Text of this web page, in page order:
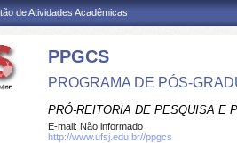
de Atividades Acadêmicas
PPGCS
PROGRAMA DE PÓS-
PRÓ-REITORIA DE PESQUISA E
E-mail: Não informado
http://www.ufsj.edu.br//ppgcs